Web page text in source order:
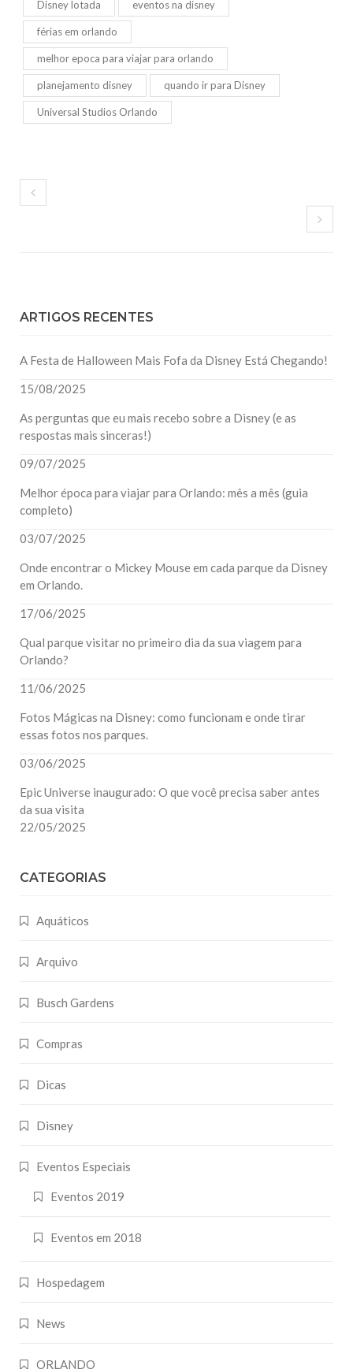
Disney lotada eventos na disney
férias em orlando
melhor epoca para viajar para orlando
planejamento disney quando ir para Disney
Universal Studios Orlando
ARTIGOS RECENTES
A Festa de Halloween Mais Fofa da Disney Está Chegando!
15/08/2025
As perguntas que eu mais recebo sobre a Disney (e as
respostas mais sinceras!)
09/07/2025
Melhor época para viajar para Orlando: mês a mês (guia
completo)
03/07/2025
Onde encontrar o Mickey Mouse em cada parque da Disney
em Orlando.
17/06/2025
Qual parque visitar no primeiro dia da sua viagem para
Orlando?
11/06/2025
Fotos Mágicas na Disney: como funcionam e onde tirar
essas fotos nos parques.
03/06/2025
Epic Universe inaugurado: O que você precisa saber antes
da sua visita
22/05/2025
CATEGORIAS
Aquáticos
Arquivo
Busch Gardens
Compras
Dicas
Disney
Eventos Especiais
Eventos 2019
Eventos em 2018
Hospedagem
News
ORLANDO